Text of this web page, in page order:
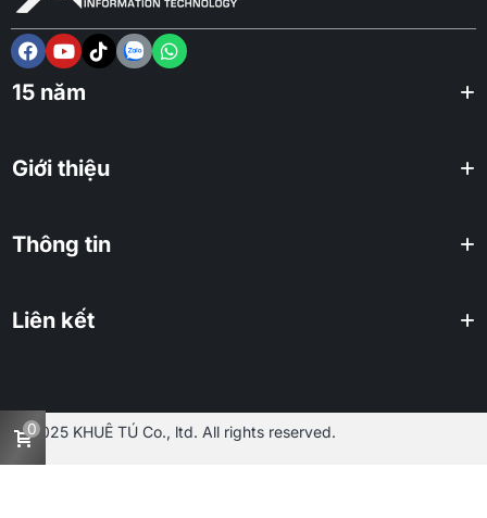
15 năm
Giới thiệu
Thông tin
Liên kết
2025 KHUÊ TÚ Co., ltd. All rights reserved.
0